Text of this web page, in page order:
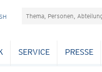
Suchefeld
SERVICE PRESSE